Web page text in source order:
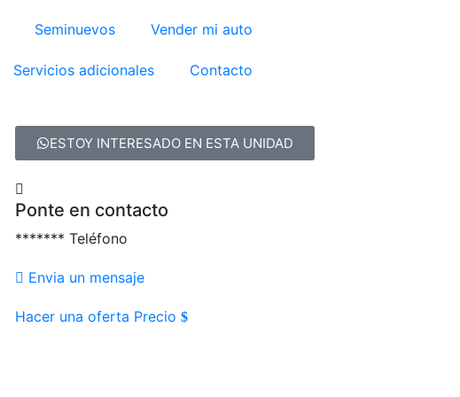
Seminuevos Vender mi auto
Servicios adicionales Contacto
ESTOY INTERESADO EN ESTA UNIDAD
Ponte en contacto
******* Teléfono
Envia un mensaje
Hacer una oferta Precio